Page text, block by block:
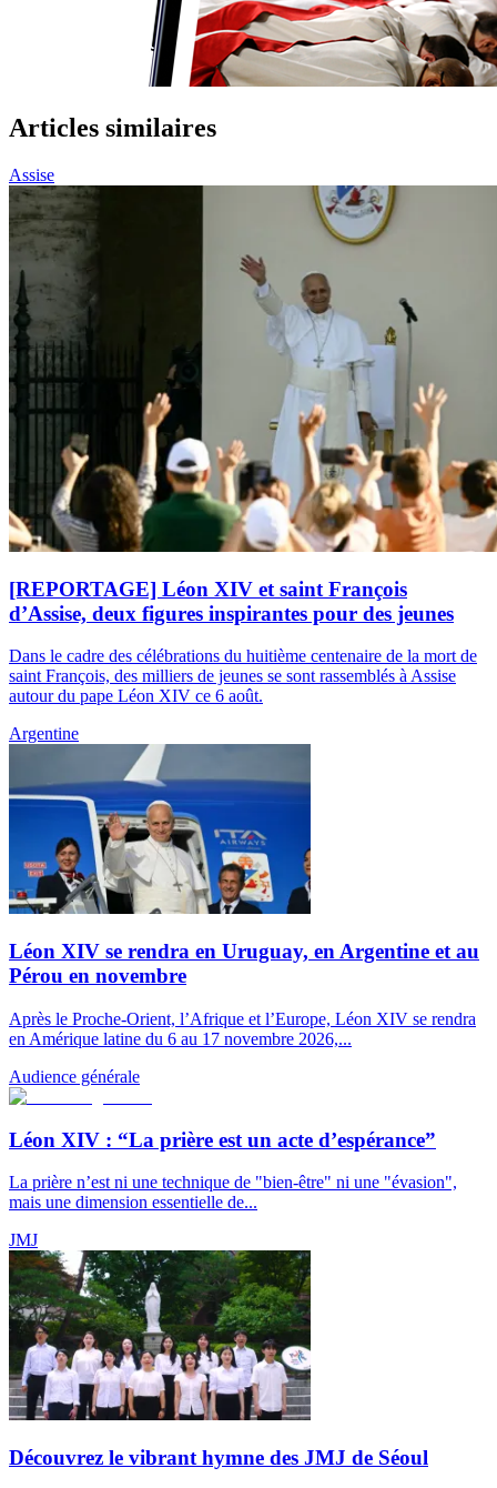
Articles similaires
Assise
[REPORTAGE] Léon XIV et saint François
d’Assise, deux figures inspirantes pour des jeunes
Dans le cadre des célébrations du huitième centenaire de la mort de
saint François, des milliers de jeunes se sont rassemblés à Assise
autour du pape Léon XIV ce 6 août.
Argentine
Léon XIV se rendra en Uruguay, en Argentine et au
Pérou en novembre
Après le Proche-Orient, l’Afrique et l’Europe, Léon XIV se rendra
en Amérique latine du 6 au 17 novembre 2026,...
Audience générale
Léon XIV : “La prière est un acte d’espérance”
La prière n’est ni une technique de "bien-être" ni une "évasion",
mais une dimension essentielle de...
JMJ
Découvrez le vibrant hymne des JMJ de Séoul